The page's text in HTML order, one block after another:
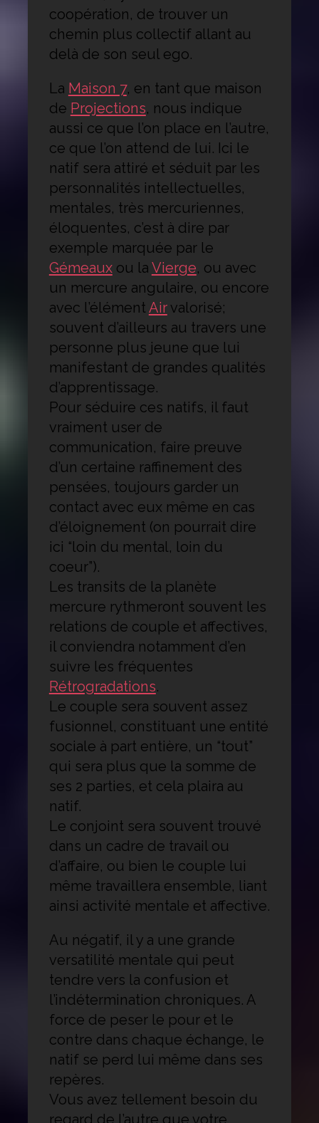
coopération, de trouver un
chemin plus collectif allant au
delà de son seul ego.
La Maison 7, en tant que maison
de Projections, nous indique
aussi ce que l’on place en l’autre,
ce que l’on attend de lui. Ici le
natif sera attiré et séduit par les
personnalités intellectuelles,
mentales, très mercuriennes,
éloquentes, c’est à dire par
exemple marquée par le
Gémeauxou la Vierge, ou avec
un mercure angulaire, ou encore
avec l’élément Airvalorisé;
souvent d’ailleurs au travers une
personne plus jeune que lui
manifestant de grandes qualités
d’apprentissage.
Pour séduire ces natifs, il faut
vraiment user de
communication, faire preuve
d’un certaine raffinement des
pensées, toujours garder un
contact avec eux même en cas
d’éloignement (on pourrait dire
ici “loin du mental, loin du
coeur”).
Les transits de la planète
mercure rythmeront souvent les
relations de couple et affectives,
il conviendra notamment d’en
suivre les fréquentes
Rétrogradations.
Le couple sera souvent assez
fusionnel, constituant une entité
sociale à part entière, un “tout”
qui sera plus que la somme de
ses 2 parties, et cela plaira au
natif.
Le conjoint sera souvent trouvé
dans un cadre de travail ou
d’affaire, ou bien le couple lui
même travaillera ensemble, liant
ainsi activité mentale et affective.
Au négatif, il y a une grande
versatilité mentale qui peut
tendre vers la confusion et
l’indétermination chroniques. A
force de peser le pour et le
contre dans chaque échange, le
natif se perd lui même dans ses
repères.
Vous avez tellement besoin du
regard de l’autre que votre